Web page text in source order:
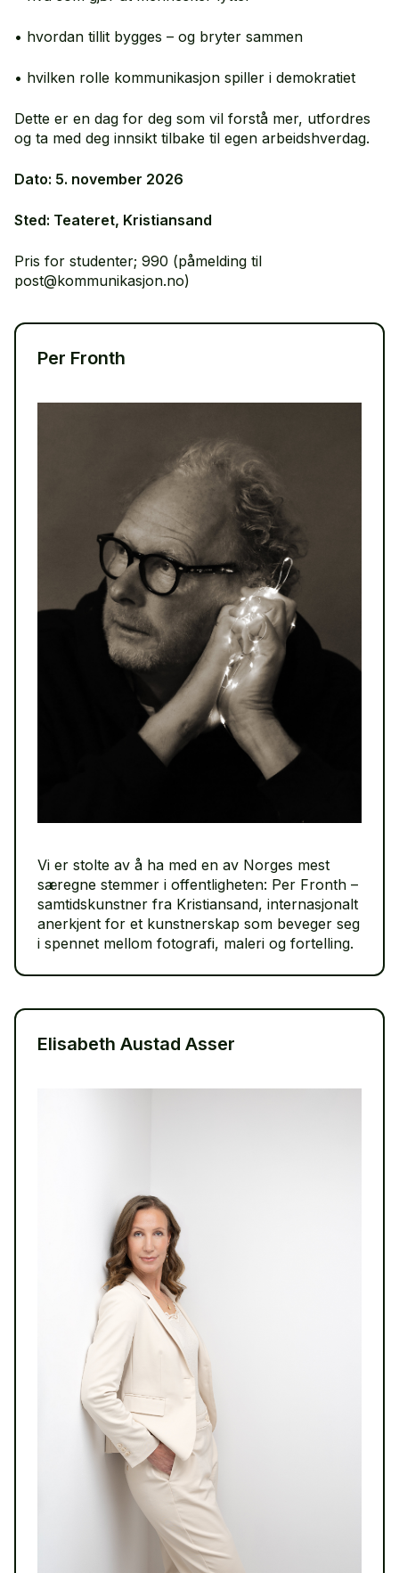
• hvordan tillit bygges – og bryter sammen
• hvilken rolle kommunikasjon spiller i demokratiet
Dette er en dag for deg som vil forstå mer, utfordres
og ta med deg innsikt tilbake til egen arbeidshverdag.
Dato: 5. november 2026
Sted: Teateret, Kristiansand
Pris for studenter; 990 (påmelding til
post@kommunikasjon.no)
Per Fronth
Vi er stolte av å ha med en av Norges mest
særegne stemmer i offentligheten: Per Fronth –
samtidskunstner fra Kristiansand, internasjonalt
anerkjent for et kunstnerskap som beveger seg
i spennet mellom fotografi, maleri og fortelling.
Elisabeth Austad Asser